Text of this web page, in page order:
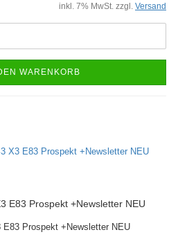
inkl. 7% MwSt. zzgl. Versand
WARENKORB
E83 Prospekt +Newsletter NEU
Prospekt +Newsletter NEU